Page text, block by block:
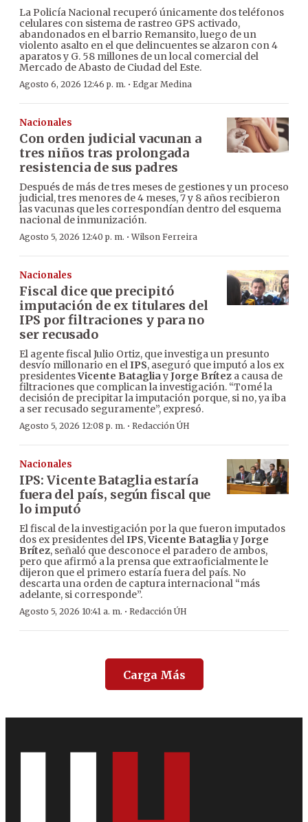
La Policía Nacional recuperó únicamente dos teléfonos
celulares con sistema de rastreo GPS activado,
abandonados en el barrio Remansito, luego de un
violento asalto en el que delincuentes se alzaron con 4
aparatos y G. 58 millones de un local comercial del
Mercado de Abasto de Ciudad del Este.
Agosto 6, 2026 12:46 p. m. · Edgar Medina
Nacionales
Con orden judicial vacunan a
tres niños tras prolongada
resistencia de sus padres
Después de más de tres meses de gestiones y un proceso
judicial, tres menores de 4 meses, 7 y 8 años recibieron
las vacunas que les correspondían dentro del esquema
nacional de inmunización.
Agosto 5, 2026 12:40 p. m. ·Wilson Ferreira
Nacionales
Fiscal dice que precipitó
imputación de ex titulares del
IPS por filtraciones y para no
ser recusado
El agente fiscal Julio Ortiz, que investiga un presunto
desvío millonario en elIPS, aseguró que imputó a los ex
presidentesVicente BatagliayJorge Brítez a causa de
filtraciones que complican la investigación. “Tomé la
decisión de precipitar la imputación porque, si no, ya iba
a ser recusado seguramente”, expresó.
Agosto 5, 2026 12:08 p. m. · Redacción ÚH
Nacionales
IPS: Vicente Bataglia estaría
fuera del país, según fiscal que
lo imputó
El fiscal de la investigación por la que fueron imputados
dos ex presidentes delIPS,Vicente BatagliayJorge
Brítez, señaló que desconoce el paradero de ambos,
pero que afirmó a la prensa que extraoficialmente le
dijeron que el primero estaría fuera del país. No
descarta una orden de captura internacional “más
adelante, si corresponde”.
Agosto 5, 2026 10:41 a. m. · Redacción ÚH
Carga Más